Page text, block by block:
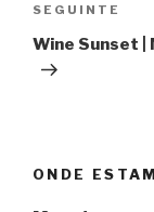
Conteúdo
seguinte
SEGUINTE
Wine Sunset |
ONDE